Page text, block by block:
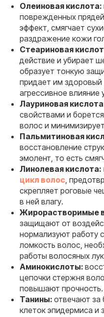
Олеиновая кислота:
поврежденных
эффект, смягчает
раздражение кожи
Стеариновая
действие и убирает
образует тонкую
придает им здоровый
агрессивное влияние
Лауриновая
свойствами и
волос и
Пальмитиновая
восстановление
эмолент, то есть
Линолевая кислота:
цикл волос ,
скрепляет роговые
в ней влагу.
Жирорастворимые
защищают от
нормализуют работу
ломкость волос,
работы волосяных
Аминокислоты:
цепочки стержня
повышают прочность.
Танины: отвечают за
клеток эпидермиса и